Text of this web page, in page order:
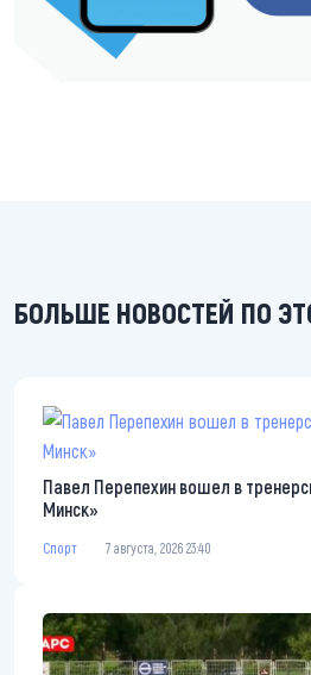
БОЛЬШЕ НОВОСТЕЙ ПО
Павел Перепехин вошел в
Минск»
Спорт 7 августа, 2026 23:40